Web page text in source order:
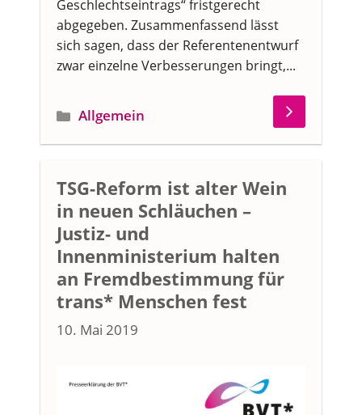
Geschlechtseintrags“ fristgerecht
abgegeben. Zusammenfassend lässt
sich sagen, dass der Referentenentwurf
zwar einzelne Verbesserungen bringt,...
Kategorien
Allgemein
TSG-Reform ist alter Wein
in neuen Schläuchen –
Justiz- und
Innenministerium halten
an Fremdbestimmung für
trans* Menschen fest
10. Mai 2019